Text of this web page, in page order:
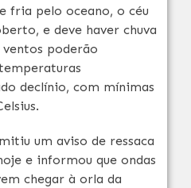
fria pelo oceano, o céu
e deve haver chuva
poderão
declínio, com mínimas
um aviso de ressaca
e informou que ondas
chegar à orla da